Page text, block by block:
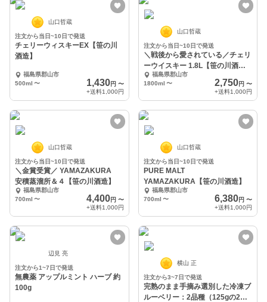
山口哲蔵
注文から当日~10日で発送
チェリーウィスキーEX【笹の川
酒造】
福島県郡山市
500ml 〜 1,430円 〜
+送料1,000円
山口哲蔵
注文から当日~10日で発送
＼戦後から愛されている／チェリ
ーウイスキー 1.8L【笹の川酒
造】福島県郡山市
1800ml 〜 2,750円 〜
+送料1,000円
山口哲蔵
注文から当日~10日で発送
＼金賞受賞／ YAMAZAKURA
安積蒸溜所＆４【笹の川酒造】
福島県郡山市
700ml 〜 4,400円 〜
+送料1,000円
山口哲蔵
注文から当日~10日で発送
PURE MALT
YAMAZAKURA【笹の川酒造】
福島県郡山市
700ml 〜 6,380円 〜
+送料1,000円
辺見 亮
注文から1~7日で発送
無農薬 アップルミント ハーブ 約
100g
横山 正
注文から3~7日で発送
完熟のまま手摘み選別した冷凍ブ
ルーベリー：2品種（125gの2パ